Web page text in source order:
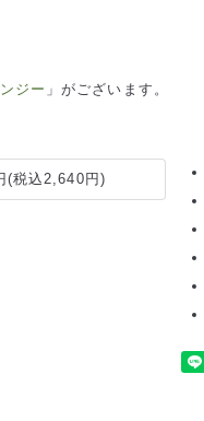
ジー 」がございます。
(税込2,640円)